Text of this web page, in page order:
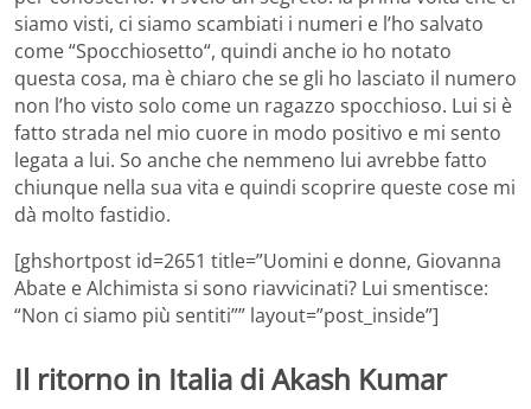
siamo visti, ci siamo scambiati i numeri e l’ho salvato
come “Spocchiosetto“, quindi anche io ho notato
questa cosa, ma è chiaro che se gli ho lasciato il numero
non l’ho visto solo come un ragazzo spocchioso. Lui si è
fatto strada nel mio cuore in modo positivo e mi sento
legata a lui. So anche che nemmeno lui avrebbe fatto
chiunque nella sua vita e quindi scoprire queste cose mi
dà molto fastidio.
[ghshortpost id=2651 title=”Uomini e donne, Giovanna
Abate e Alchimista si sono riavvicinati? Lui smentisce:
“Non ci siamo più sentiti”” layout=”post_inside”]
Il ritorno in Italia di Akash Kumar